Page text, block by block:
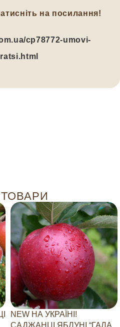
на посилання!
cp78772-umovi-
NEW НА УКРАЇНІ!
САДЖАНЦІ ЯБЛУНІ “ГАЛА